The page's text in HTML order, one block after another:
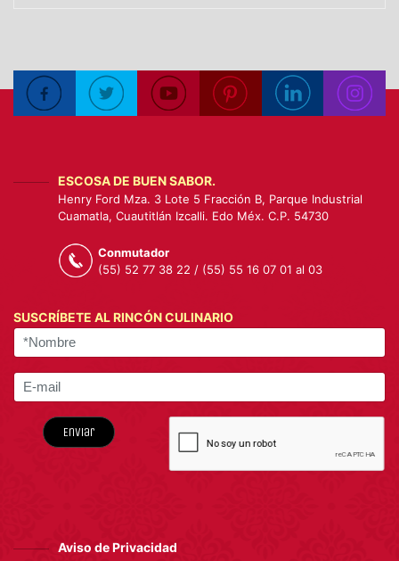
ESCOSA DE BUEN SABOR.
Henry Ford Mza. 3 Lote 5 Fracción B, Parque Industrial
Cuamatla, Cuautitlán Izcalli. Edo Méx. C.P. 54730
Conmutador
(55) 52 77 38 22 / (55) 55 16 07 01 al 03
SUSCRÍBETE AL RINCÓN CULINARIO
Enviar
Aviso de Privacidad